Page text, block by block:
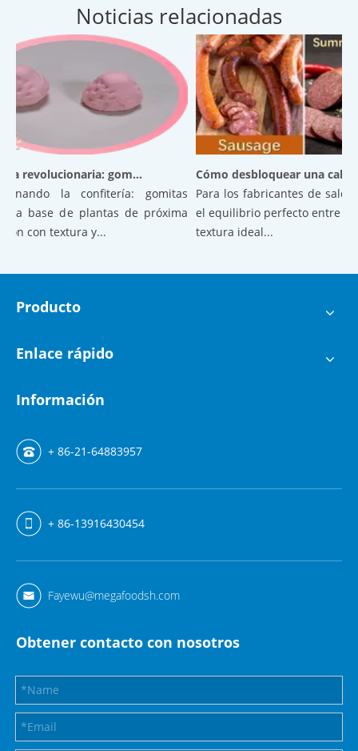
Noticias relacionadas
Confitería revolucionaria: gomitas aireadas a base de plantas de próxima generación con textura y estabilidad superiores
la confitería: gomitas
a base de plantas de próxima
con textura y...
Para los fabricantes de
el equilibrio perfecto entre
textura ideal...
Producto
Enlace rápido
Información
+ 86-21-64883957
+ 86-13916430454
Fayewu@megafoodsh.com
Obtener contacto con nosotros